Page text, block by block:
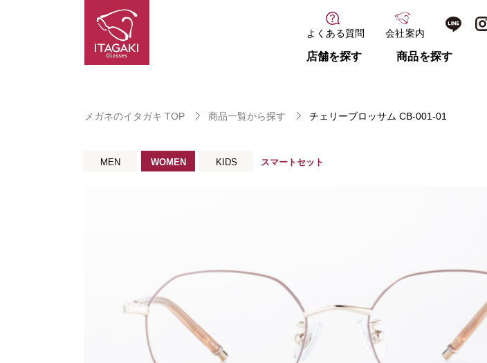
よくある質問 会社案内
店舗を探す 商品を探す
メガネのイタガキ TOP 商品一覧から探す チェリーブロッサム CB-001-01
MEN WOMEN KIDS スマートセット